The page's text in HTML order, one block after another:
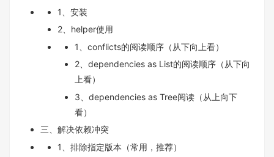
1、安装
2、helper使用
1、conflicts的阅读顺序（从下向上看）
2、dependencies as List的阅读顺序（从下向
上看）
3、dependencies as Tree阅读（从上向下
看）
三、解决依赖冲突
1、排除指定版本（常用，推荐）